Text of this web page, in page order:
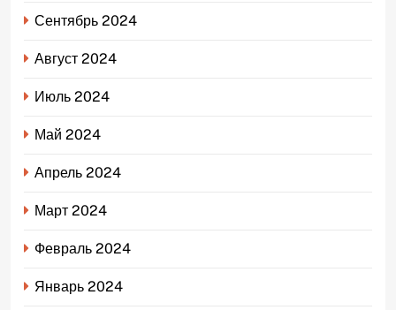
Сентябрь 2024
Август 2024
Июль 2024
Май 2024
Апрель 2024
Март 2024
Февраль 2024
Январь 2024